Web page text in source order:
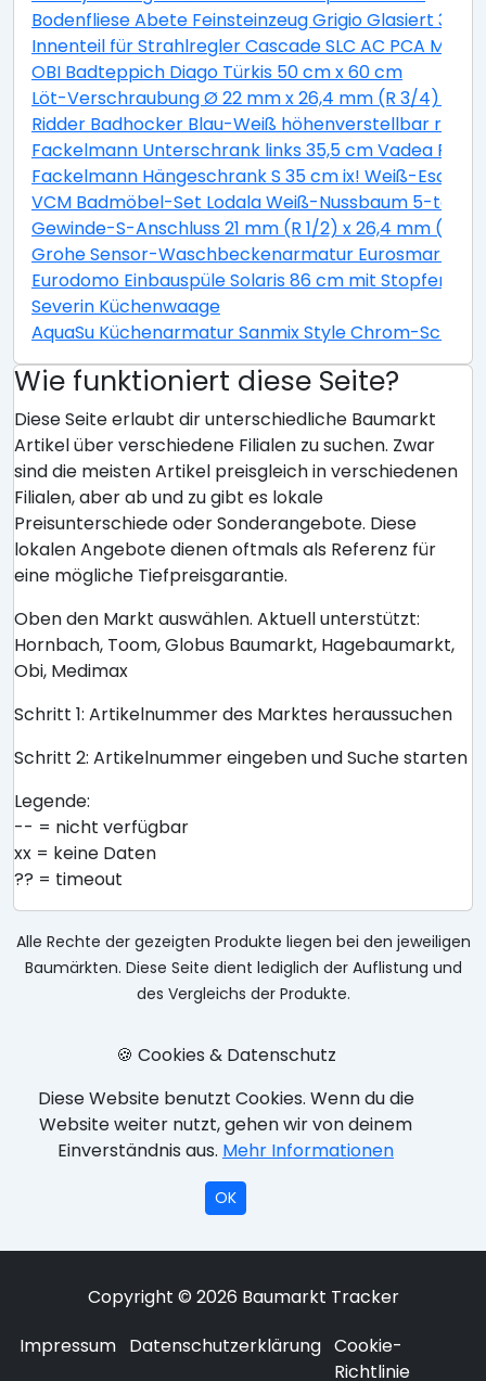
Bodenfliese Abete Feinsteinzeug Grigio Glasiert 30
Innenteil für Strahlregler Cascade SLC AC PCA M22
OBI Badteppich Diago Türkis 50 cm x 60 cm
Löt-Verschraubung Ø 22 mm x 26,4 mm (R 3/4)
Ridder Badhocker Blau-Weiß höhenverstellbar
Fackelmann Unterschrank links 35,5 cm Vadea
Fackelmann Hängeschrank S 35 cm ix! Weiß-Esche
VCM Badmöbel-Set Lodala Weiß-Nussbaum 5-teilig
Gewinde-S-Anschluss 21 mm (R 1/2) x 26,4 mm (R
Grohe Sensor-Waschbeckenarmatur Eurosmart CE
Eurodomo Einbauspüle Solaris 86 cm mit
Severin Küchenwaage
AquaSu Küchenarmatur Sanmix Style Chrom-
Wie funktioniert diese Seite?
Diese Seite erlaubt dir unterschiedliche Baumarkt
Artikel über verschiedene Filialen zu suchen. Zwar
sind die meisten Artikel preisgleich in verschiedenen
Filialen, aber ab und zu gibt es lokale
Preisunterschiede oder Sonderangebote. Diese
lokalen Angebote dienen oftmals als Referenz für
eine mögliche Tiefpreisgarantie.
Oben den Markt auswählen. Aktuell unterstützt:
Hornbach, Toom, Globus Baumarkt, Hagebaumarkt,
Obi, Medimax
Schritt 1: Artikelnummer des Marktes heraussuchen
Schritt 2: Artikelnummer eingeben und Suche starten
Legende:
-- = nicht verfügbar
xx = keine Daten
?? = timeout
Alle Rechte der gezeigten Produkte liegen bei den jeweiligen
Baumärkten. Diese Seite dient lediglich der Auflistung und
des Vergleichs der Produkte.
🍪 Cookies & Datenschutz
Diese Website benutzt Cookies. Wenn du die
Website weiter nutzt, gehen wir von deinem
Einverständnis aus. Mehr Informationen
OK
Copyright © 2026 Baumarkt Tracker
Impressum Datenschutzerklärung Cookie-
Richtlinie